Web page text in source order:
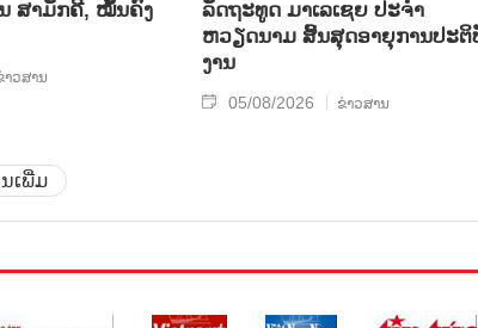
ສາມັກຄີ, ໝັ້ນຄົງ
າວສານ
ລັດຖະທູດ ມາເລເຊຍ ປະຈຳ
ຫວຽດນາມ ສິ້ນສຸດອາຍຸການປະຕິ
ງານ
05/08/2026 ຂ່າວສານ
ເພີ່ມ